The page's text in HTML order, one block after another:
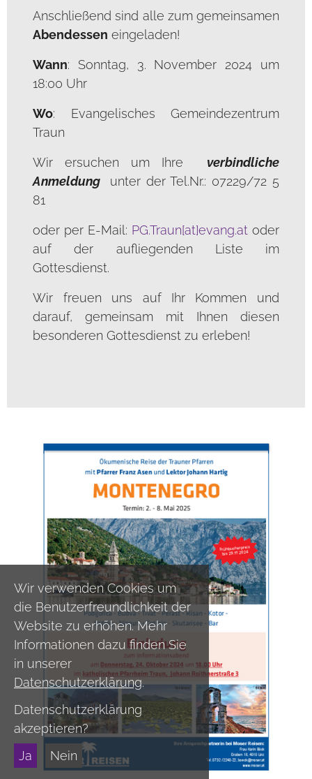
Wir verwenden Cookies um
die Benutzerfreundlichkeit der
Website zu erhöhen. Mehr
Informationen dazu finden Sie
in unserer
Datenschutzerklärung.
Datenschutzerklärung
akzeptieren?
Ja
Nein
Anschließend sind alle zum gemeinsamen
Abendessen eingeladen!
Wann: Sonntag, 3. November 2024 um
18:00 Uhr
Wo: Evangelisches Gemeindezentrum
Traun
Wir ersuchen um Ihre
verbindliche
Anmeldung
unter der Tel.Nr.: 07229/72 5
81
oder per E-Mail: PG.Traun[at]evang.at oder
auf der aufliegenden Liste im
Gottesdienst.
Wir freuen uns auf Ihr Kommen und
darauf, gemeinsam mit Ihnen diesen
besonderen Gottesdienst zu erleben!